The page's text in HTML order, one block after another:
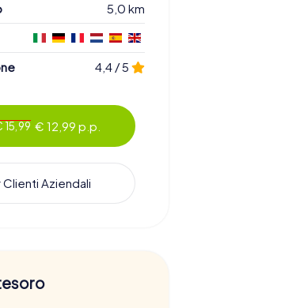
5,0 km
4,4 / 5
15,99 € 12,99 p.p.
Clienti Aziendali